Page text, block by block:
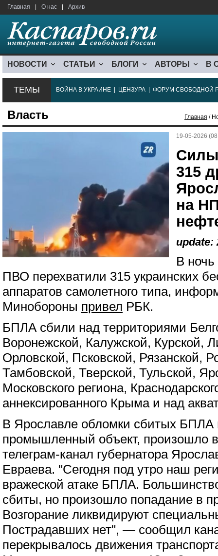
Главная О нас Архив
НОВОСТИ СТАТЬИ БЛОГИ АВТОРЫ В
ТЕМЫ ВОЙНА В УКРАИНЕ ЦЕНЗУРА ФОРУМ СВОБОДНОЙ
Власть Главная /
19-05-2026
315
на
update:
В ночь
ПВО перехватили 315 украинских
аппаратов самолетного типа,
Минобороны привел РБК.
БПЛА сбили над территориями
Воронежской, Калужской, Курской,
Орловской, Псковской, Рязанской,
Тамбовской, Тверской, Тульской,
Московского региона,
аннексированного Крыма и над
В Ярославле обломки сбитых БПЛА
промышленный объект, произошло
телеграм-канал губернатора
Евраева. "Сегодня под утро наш
вражеской атаке БПЛА.
сбиты, но произошло попадание в
Возгорание ликвидируют
Пострадавших нет", — сообщил
перекрывалось движения